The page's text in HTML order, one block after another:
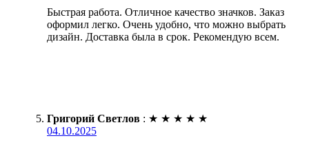
Быстрая работа. Отличное качество значков. Заказ
оформил легко. Очень удобно, что можно выбрать
дизайн. Доставка была в срок. Рекомендую всем.
Григорий Светлов : ★ ★ ★ ★ ★
04.10.2025